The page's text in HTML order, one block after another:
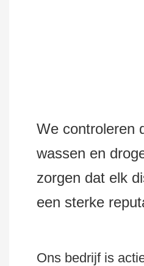
We controleren
wassen en
zorgen dat elk
een sterke
Ons bedrijf is